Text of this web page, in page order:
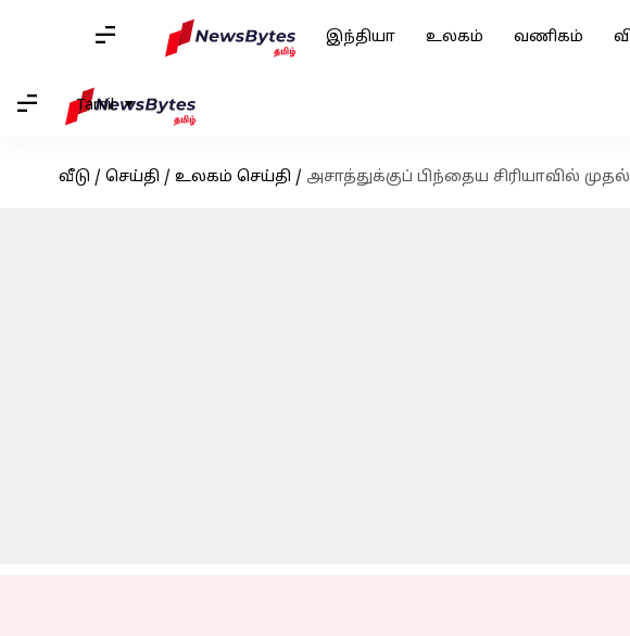
இந்தியா உலகம் வணிகம்
Tamil
வீடு / செய்தி / உலகம் செய்தி / அசாத்துக்குப் பிந்தைய சிரியாவில்